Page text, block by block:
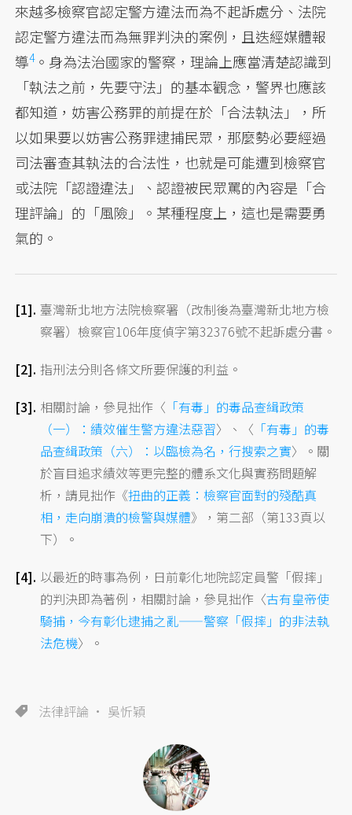
來越多檢察官認定警方違法而為不起訴處分、法院
認定警方違法而為無罪判決的案例，且迭經媒體報
導4。身為法治國家的警察，理論上應當清楚認識到
「執法之前，先要守法」的基本觀念，警界也應該
都知道，妨害公務罪的前提在於「合法執法」，所
以如果要以妨害公務罪逮捕民眾，那麼勢必要經過
司法審查其執法的合法性，也就是可能遭到檢察官
或法院「認證違法」、認證被民眾罵的內容是「合
理評論」的「風險」。某種程度上，這也是需要勇
氣的。
臺灣新北地方法院檢察署（改制後為臺灣新北地方檢
察署）檢察官106年度偵字第32376號不起訴處分書。
指刑法分則各條文所要保護的利益。
相關討論，參見拙作〈 「有毒」的毒品查緝政策
（一）：績效催生警方違法惡習〉、〈 「有毒」的毒
品查緝政策（六）：以臨檢為名，行搜索之實〉。關
於盲目追求績效等更完整的體系文化與實務問題解
析，請見拙作《扭曲的正義：檢察官面對的殘酷真
相，走向崩潰的檢警與媒體》，第二部（第133頁以
下）。
以最近的時事為例，日前彰化地院認定員警「假摔」
的判決即為著例，相關討論，參見拙作〈古有皇帝使
騎捕，今有彰化逮捕之亂——警察「假摔」的非法執
法危機〉。
法律評論 吳忻穎